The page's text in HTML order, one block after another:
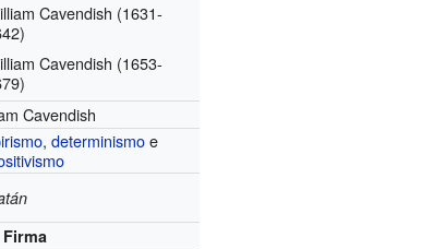
Cavendish (1631-
Cavendish (1653-
Cavendish
,determinismoe
Firma